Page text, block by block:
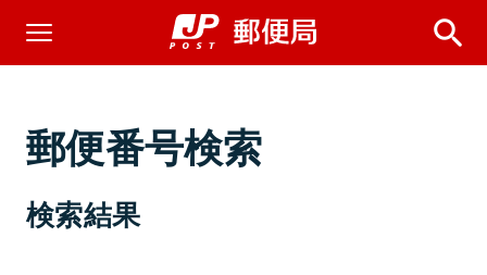
郵便番号検索
検索結果